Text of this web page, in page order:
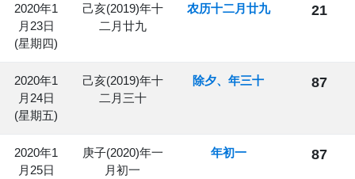
2020年1
月23日
(星期四)
己亥(2019)年十
二月廿九
农历十二月廿九 21
2020年1
月24日
(星期五)
己亥(2019)年十
二月三十
除夕、年三十 87
2020年1
月25日
庚子(2020)年一
月初一
年初一 87